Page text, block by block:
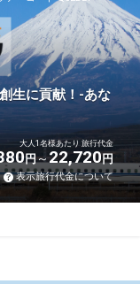
生に貢献！-あな
大人1名様あたり 旅行代金
円 22,720円
表示旅行代金について